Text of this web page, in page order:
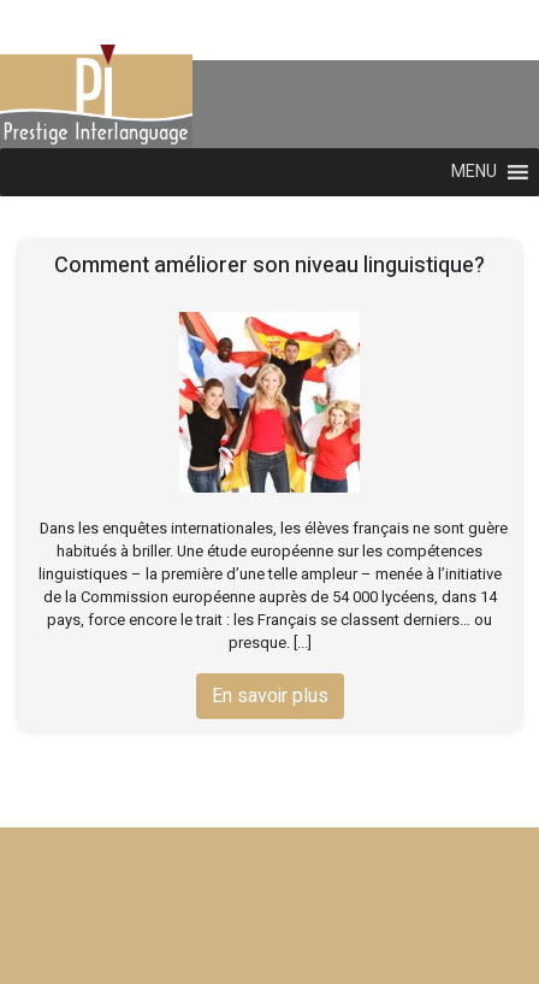
MENU
Comment améliorer son niveau linguistique?
Dans les enquêtes internationales, les élèves français ne sont guère
habitués à briller. Une étude européenne sur les compétences
linguistiques – la première d’une telle ampleur – menée à l’initiative
de la Commission européenne auprès de 54 000 lycéens, dans 14
pays, force encore le trait : les Français se classent derniers… ou
presque. [...]
En savoir plus